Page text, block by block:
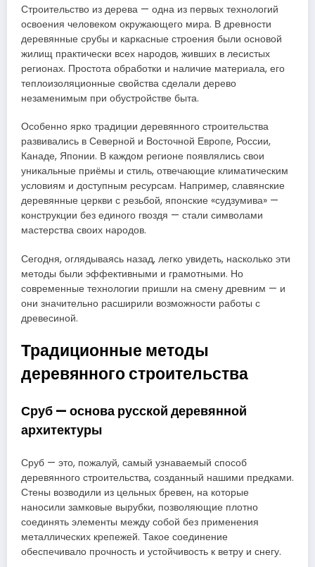
Строительство из дерева — одна из первых технологий
освоения человеком окружающего мира. В древности
деревянные срубы и каркасные строения были основой
жилищ практически всех народов, живших в лесистых
регионах. Простота обработки и наличие материала, его
теплоизоляционные свойства сделали дерево
незаменимым при обустройстве быта.
Особенно ярко традиции деревянного строительства
развивались в Северной и Восточной Европе, России,
Канаде, Японии. В каждом регионе появлялись свои
уникальные приёмы и стиль, отвечающие климатическим
условиям и доступным ресурсам. Например, славянские
деревянные церкви с резьбой, японские «судзумива» —
конструкции без единого гвоздя — стали символами
мастерства своих народов.
Сегодня, оглядываясь назад, легко увидеть, насколько эти
методы были эффективными и грамотными. Но
современные технологии пришли на смену древним — и
они значительно расширили возможности работы с
древесиной.
Традиционные методы
деревянного строительства
Сруб — основа русской деревянной
архитектуры
Сруб — это, пожалуй, самый узнаваемый способ
деревянного строительства, созданный нашими предками.
Стены возводили из цельных бревен, на которые
наносили замковые вырубки, позволяющие плотно
соединять элементы между собой без применения
металлических крепежей. Такое соединение
обеспечивало прочность и устойчивость к ветру и снегу.